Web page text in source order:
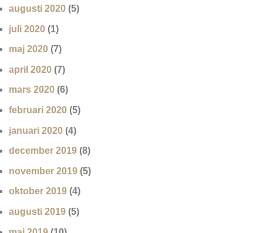
augusti 2020 (5)
juli 2020 (1)
maj 2020 (7)
april 2020 (7)
mars 2020 (6)
februari 2020 (5)
januari 2020 (4)
december 2019 (8)
november 2019 (5)
oktober 2019 (4)
augusti 2019 (5)